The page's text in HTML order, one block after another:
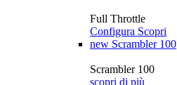
Full Throttle
Configura Scopri
new Scrambler 100
Scrambler 100
scopri di più